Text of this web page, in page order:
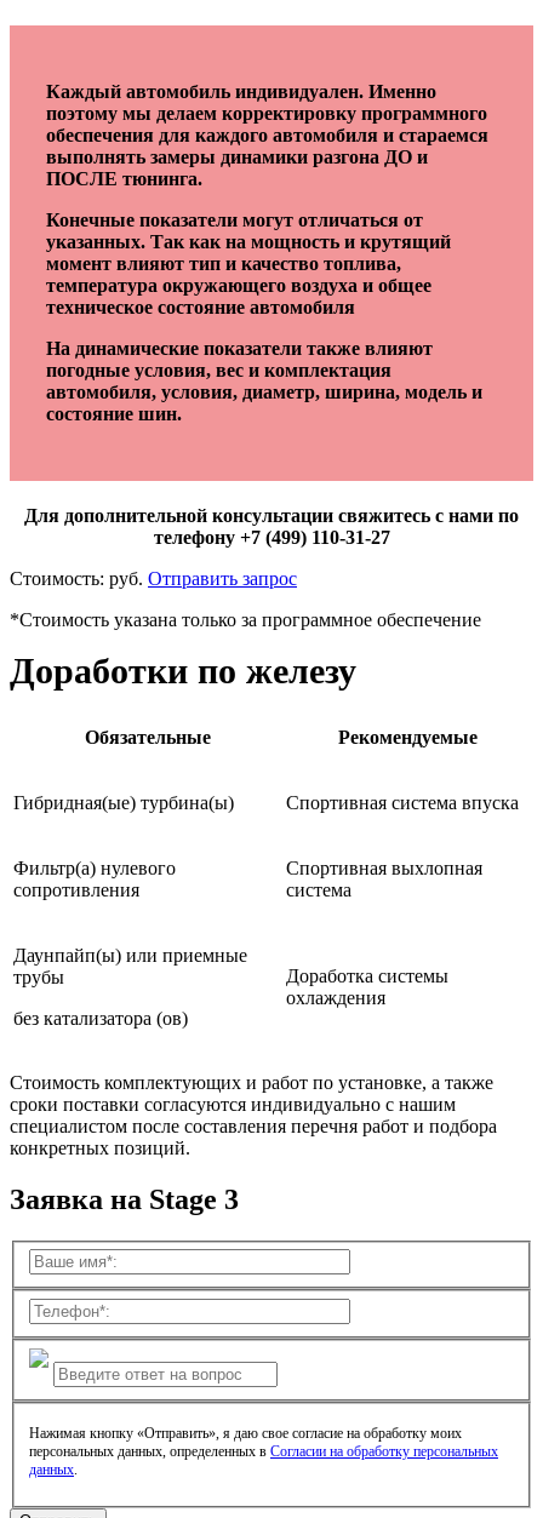
Каждый автомобиль индивидуален. Именно
поэтому мы делаем корректировку программного
обеспечения для каждого автомобиля и стараемся
выполнять замеры динамики разгона ДО и
ПОСЛЕ тюнинга.
Конечные показатели могут отличаться от
указанных. Так как на мощность и крутящий
момент влияют тип и качество топлива,
температура окружающего воздуха и общее
техническое состояние автомобиля
На динамические показатели также влияют
погодные условия, вес и комплектация
автомобиля, условия, диаметр, ширина, модель и
состояние шин.
Для дополнительной консультации свяжитесь с нами по
телефону +7 (499) 110-31-27
Стоимость: руб. Отправить запрос
*Стоимость указана только за программное обеспечение
Доработки по железу
Обязательные Рекомендуемые
Гибридная(ые) турбина(ы) Спортивная система впуска
Фильтр(а) нулевого
сопротивления
Спортивная выхлопная
система
Даунпайп(ы) или приемные
трубы
без катализатора (ов)
Доработка системы
охлаждения
Стоимость комплектующих и работ по установке, а также
сроки поставки согласуются индивидуально с нашим
специалистом после составления перечня работ и подбора
конкретных позиций.
Заявка на Stage 3
Нажимая кнопку «Отправить», я даю свое согласие на обработку моих
персональных данных, определенных в Согласии на обработку персональных
данных.